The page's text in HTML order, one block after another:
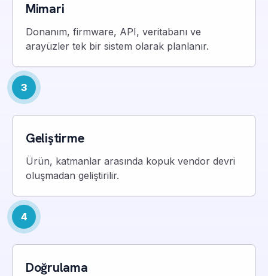
Mimari
Donanım, firmware, API, veritabanı ve
arayüzler tek bir sistem olarak planlanır.
3
Geliştirme
Ürün, katmanlar arasında kopuk vendor devri
oluşmadan geliştirilir.
4
Doğrulama